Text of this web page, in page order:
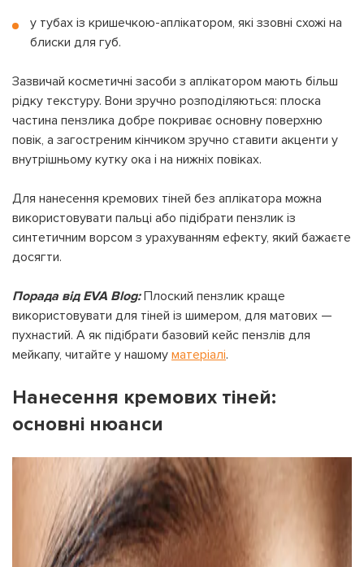
у тубах із кришечкою-аплікатором, які ззовні схожі на
блиски для губ.
Зазвичай косметичні засоби з аплікатором мають більш
рідку текстуру. Вони зручно розподіляються: плоска
частина пензлика добре покриває основну поверхню
повік, а загостреним кінчиком зручно ставити акценти у
внутрішньому кутку ока і на нижніх повіках.
Для нанесення кремових тіней без аплікатора можна
використовувати пальці або підібрати пензлик із
синтетичним ворсом з урахуванням ефекту, який бажаєте
досягти.
Порада від EVA Blog:Плоский пензлик краще
використовувати для тіней із шимером, для матових —
пухнастий. А як підібрати базовий кейс пензлів для
мейкапу, читайте у нашому матеріалі.
Нанесення кремових тіней:
основні нюанси